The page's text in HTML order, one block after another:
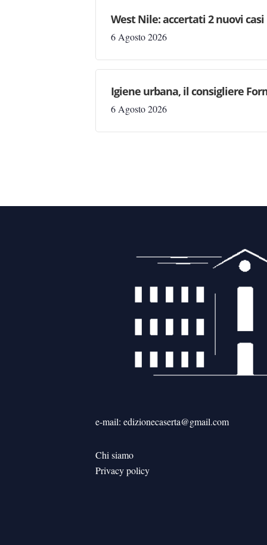
West Nile: accertati 2 nuovi
6 Agosto 2026
Igiene urbana, il consigliere
6 Agosto 2026
e-mail: edizionecaserta@gmail.com
Chi siamo
Privacy policy